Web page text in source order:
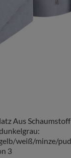
Aus
weiß/minze/
3